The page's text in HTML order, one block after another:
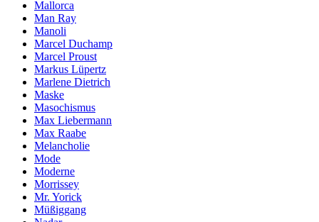
Mallorca
Man Ray
Manoli
Marcel Duchamp
Marcel Proust
Markus Lüpertz
Marlene Dietrich
Maske
Masochismus
Max Liebermann
Max Raabe
Melancholie
Mode
Moderne
Morrissey
Mr. Yorick
Müßiggang